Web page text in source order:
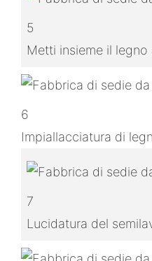
5
Metti insieme il
6
Impiallacciatura di
7
Lucidatura del